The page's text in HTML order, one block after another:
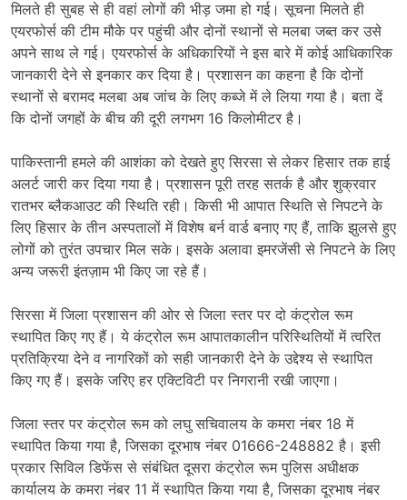
मिलते ही सुबह से ही वहां लोगों की भीड़ जमा हो गई। सूचना मिलते ही
एयरफोर्स की टीम मौके पर पहुंची और दोनों स्थानों से मलबा जब्त कर उसे
अपने साथ ले गई। एयरफोर्स के अधिकारियों ने इस बारे में कोई आधिकारिक
जानकारी देने से इनकार कर दिया है। प्रशासन का कहना है कि दोनों
स्थानों से बरामद मलबा अब जांच के लिए कब्जे में ले लिया गया है। बता दें
कि दोनों जगहों के बीच की दूरी लगभग 16 किलोमीटर है।
पाकिस्तानी हमले की आशंका को देखते हुए सिरसा से लेकर हिसार तक हाई
अलर्ट जारी कर दिया गया है। प्रशासन पूरी तरह सतर्क है और शुक्रवार
रातभर ब्लैकआउट की स्थिति रही। किसी भी आपात स्थिति से निपटने के
लिए हिसार के तीन अस्पतालों में विशेष बर्न वार्ड बनाए गए हैं, ताकि झुलसे हुए
लोगों को तुरंत उपचार मिल सके। इसके अलावा इमरजेंसी से निपटने के लिए
अन्य जरूरी इंतज़ाम भी किए जा रहे हैं।
सिरसा में जिला प्रशासन की ओर से जिला स्तर पर दो कंट्रोल रूम
स्थापित किए गए हैं। ये कंट्रोल रूम आपातकालीन परिस्थितियों में त्वरित
प्रतिक्रिया देने व नागरिकों को सही जानकारी देने के उद्देश्य से स्थापित
किए गए हैं। इसके जरिए हर एक्टिविटी पर निगरानी रखी जाएगा।
जिला स्तर पर कंट्रोल रूम को लघु सचिवालय के कमरा नंबर 18 में
स्थापित किया गया है, जिसका दूरभाष नंबर 01666-248882 है। इसी
प्रकार सिविल डिफेंस से संबंधित दूसरा कंट्रोल रूम पुलिस अधीक्षक
कार्यालय के कमरा नंबर 11 में स्थापित किया गया है, जिसका दूरभाष नंबर